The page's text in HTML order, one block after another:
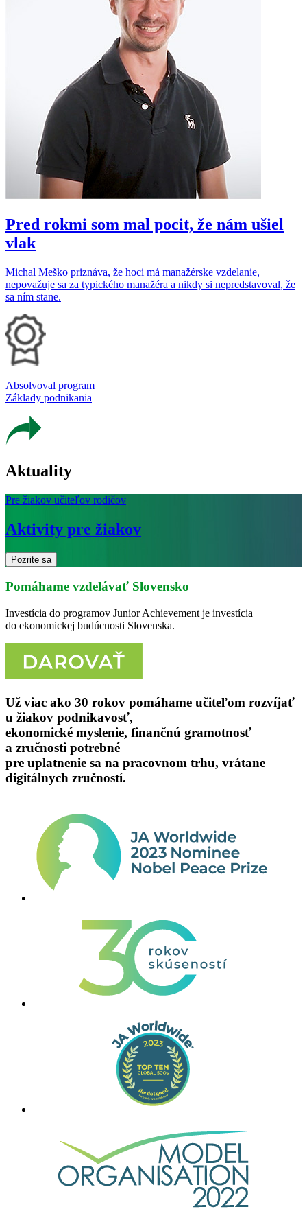
Pred rokmi som mal pocit, že nám ušiel
vlak
Michal Meško priznáva, že hoci má manažérske vzdelanie,
nepovažuje sa za typického manažéra a nikdy si nepredstavoval, že
sa ním stane.
Absolvoval program
Základy podnikania
Aktuality
Pre žiakov učiteľov rodičov
Aktivity pre žiakov
Pozrite sa
Pomáhame vzdelávať Slovensko
Investícia do programov Junior Achievement je investícia
do ekonomickej budúcnosti Slovenska.
Už viac ako 30 rokov pomáhame učiteľom rozvíjať
u žiakov podnikavosť,
ekonomické myslenie, finančnú gramotnosť
a zručnosti potrebné
pre uplatnenie sa na pracovnom trhu, vrátane
digitálnych zručností.